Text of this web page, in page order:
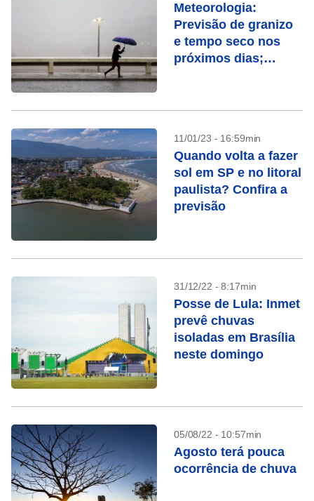
Meteorologia:
Previsão de granizo
e tempo seco nos
próximos dias;
11/01/23 - 16:59min
Quando volta a fazer
sol em SP e no litoral
paulista? Confira a
previsão
31/12/22 - 8:17min
Posse de Lula: Inmet
prevê chuvas
isoladas em Brasília
neste domingo
05/08/22 - 10:57min
Agosto terá pouca
ocorrência de chuva